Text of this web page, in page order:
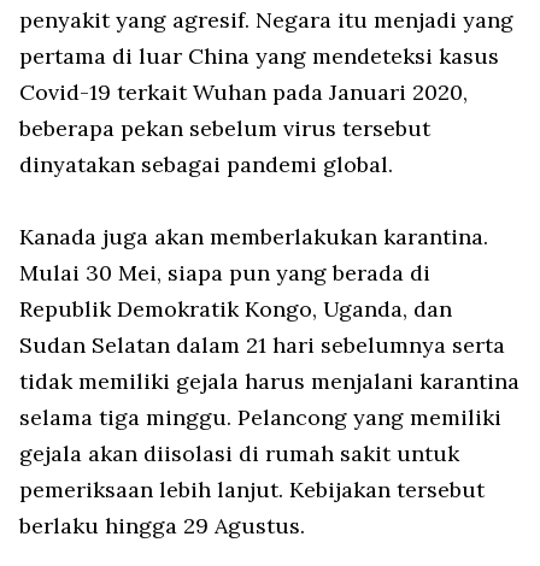
penyakit yang agresif. Negara itu menjadi yang
pertama di luar China yang mendeteksi kasus
Covid-19 terkait Wuhan pada Januari 2020,
beberapa pekan sebelum virus tersebut
dinyatakan sebagai pandemi global.
Kanada juga akan memberlakukan karantina.
Mulai 30 Mei, siapa pun yang berada di
Republik Demokratik Kongo, Uganda, dan
Sudan Selatan dalam 21 hari sebelumnya serta
tidak memiliki gejala harus menjalani karantina
selama tiga minggu. Pelancong yang memiliki
gejala akan diisolasi di rumah sakit untuk
pemeriksaan lebih lanjut. Kebijakan tersebut
berlaku hingga 29 Agustus.